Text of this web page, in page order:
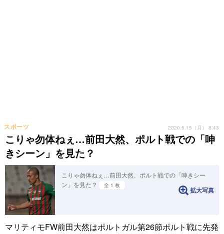
こりゃ勿体ねぇ…前田大然、ポルト戦での「呻
きシーン」を見た？
スポーツ 2020.6.15（月） 8:43
こりゃ勿体ねぇ…前田大然、ポルト戦での「呻きシー
ン」を見た？
全 1 枚
拡大写真
マリティモFW前田大然はポルトガル第26節ポルト戦に先発